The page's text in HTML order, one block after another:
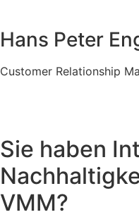
Hans Peter
Customer Relationship
Sie haben
VMM?